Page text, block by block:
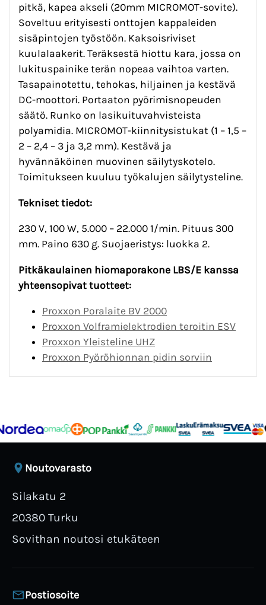
pitkä, kapea akseli (20mm MICROMOT-sovite).
Soveltuu erityisesti onttojen kappaleiden
sisäpintojen työstöön. Kaksoisriviset
kuulalaakerit. Teräksestä hiottu kara, jossa on
lukituspainike terän nopeaa vaihtoa varten.
Tasapainotettu, tehokas, hiljainen ja kestävä
DC-moottori. Portaaton pyörimisnopeuden
säätö. Runko on lasikuituvahvisteista
polyamidia. MICROMOT-kiinnitysistukat (1 – 1,5 –
2 – 2,4 – 3 ja 3,2 mm). Kestävä ja
hyvännäköinen muovinen säilytyskotelo.
Toimitukseen kuuluu työkalujen säilytysteline.
Tekniset tiedot:
230 V, 100 W, 5.000 – 22.000 1/min. Pituus 300
mm. Paino 630 g. Suojaeristys: luokka 2.
Pitkäkaulainen hiomaporakone LBS/E kanssa
yhteensopivat tuotteet:
Proxxon Poralaite BV 2000
Proxxon Volframielektrodien teroitin ESV
Proxxon Yleisteline UHZ
Proxxon Pyöröhionnan pidin sorviin
Noutovarasto
Silakatu 2
20380 Turku
Sovithan noutosi etukäteen
Postiosoite